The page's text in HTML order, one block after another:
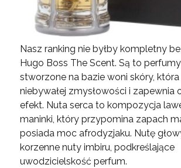
Nasz ranking nie byłby kompletny
Hugo Boss The Scent. Są to
stworzone na bazie woni skóry,
niebywałej zmysłowości i zapewnia
efekt. Nuta serca to kompozycja
maninki, który przypomina zapach
posiada moc afrodyzjaku. Nutę
korzenne nuty imbiru, podkreślające
uwodzicielskość perfum.